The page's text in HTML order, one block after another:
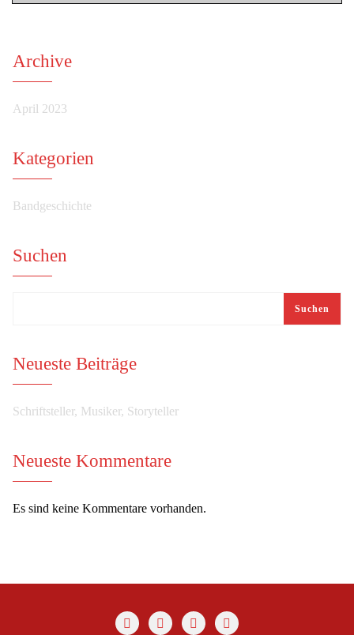
Archive
April 2023
Kategorien
Bandgeschichte
Suchen
Suchen
Neueste Beiträge
Schriftsteller, Musiker, Storyteller
Neueste Kommentare
Es sind keine Kommentare vorhanden.